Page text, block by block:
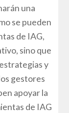
una
se pueden
de IAG,
sino que
y
gestores
apoyar la
de IAG